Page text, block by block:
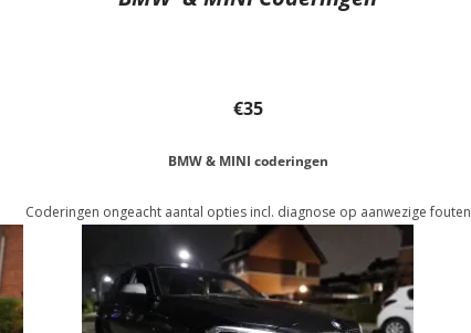
€35
BMW & MINI coderingen
Coderingen ongeacht aantal opties incl. diagnose op aanwezige fouten